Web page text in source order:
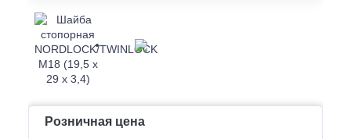
Розничная цена